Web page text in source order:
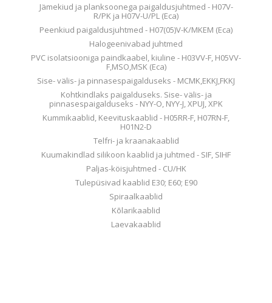
Jämekiud ja planksoonega paigaldusjuhtmed - H07V-
R/PK ja H07V-U/PL (Eca)
Peenkiud paigaldusjuhtmed - H07(05)V-K/MKEM (Eca)
Halogeenivabad juhtmed
PVC isolatsiooniga paindkaabel, kiuline - H03VV-F, H05VV-
F,MSO,MSK (Eca)
Sise- välis- ja pinnasespaigalduseks - MCMK,EKKJ,FKKJ
Kohtkindlaks paigalduseks. Sise- välis- ja
pinnasespaigalduseks - NYY-O, NYY-J, XPUJ, XPK
Kummikaablid, Keevituskaablid - H05RR-F, H07RN-F,
H01N2-D
Telfri- ja kraanakaablid
Kuumakindlad silikoon kaablid ja juhtmed - SIF, SIHF
Paljas-köisjuhtmed - CU/HK
Tulepüsivad kaablid E30; E60; E90
Spiraalkaablid
Kõlarikaablid
Laevakaablid